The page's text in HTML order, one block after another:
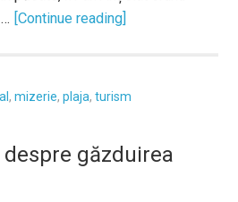
[Continue reading]
,mizerie,plaja,turism
găzduirea